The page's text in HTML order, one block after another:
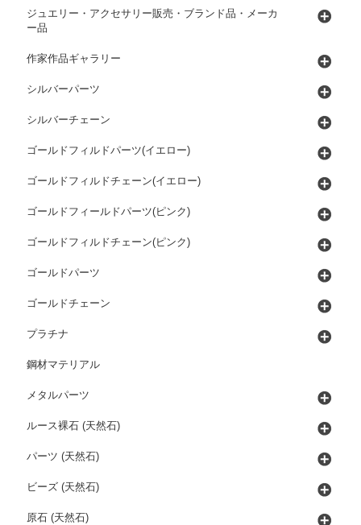
ジュエリー・アクセサリー販売・ブランド品・メーカ
ー品
作家作品ギャラリー
シルバーパーツ
シルバーチェーン
ゴールドフィルドパーツ(イエロー)
ゴールドフィルドチェーン(イエロー)
ゴールドフィールドパーツ(ピンク)
ゴールドフィルドチェーン(ピンク)
ゴールドパーツ
ゴールドチェーン
プラチナ
鋼材マテリアル
メタルパーツ
ルース裸石 (天然石)
パーツ (天然石)
ビーズ (天然石)
原石 (天然石)